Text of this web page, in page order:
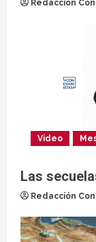
Redacción
Video
Las
Redacción